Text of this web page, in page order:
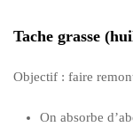
Tache grasse
Objectif : faire
On absorbe